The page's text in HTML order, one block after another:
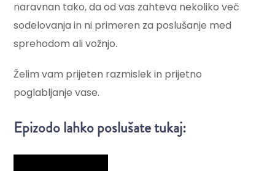
naravnan tako, da od vas zahteva nekoliko več
sodelovanja in ni primeren za poslušanje med
sprehodom ali vožnjo.
Želim vam prijeten razmislek in prijetno
poglabljanje vase.
Epizodo lahko poslušate tukaj: